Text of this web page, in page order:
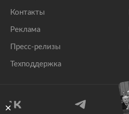
Контакты
Реклама
Пресс-релизы
Техподдержка